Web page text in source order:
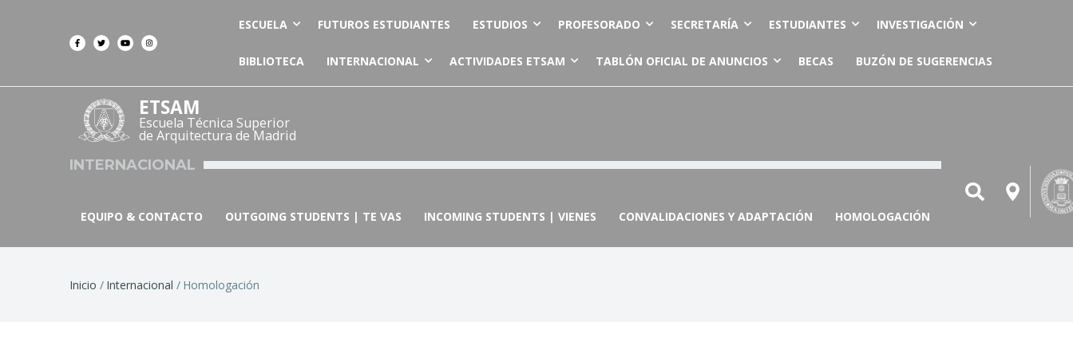
ESCUELA FUTUROS ESTUDIANTES ESTUDIOS PROFESORADO SECRETARÍA ESTUDIANTES INVESTIGACIÓN
BIBLIOTECA INTERNACIONAL ACTIVIDADES ETSAM TABLÓN OFICIAL DE ANUNCIOS BECAS BUZÓN DE SUGERENCIAS
ETSAM
Escuela Técnica Superior
de Arquitectura de Madrid
INTERNACIONAL
EQUIPO & CONTACTO OUTGOING STUDENTS | TE VAS INCOMING STUDENTS | VIENES CONVALIDACIONES Y ADAPTACIÓN HOMOLOGACIÓN
Ruta
Inicio Internacional Homologación